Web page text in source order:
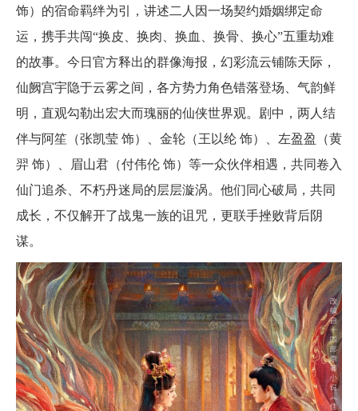
饰）的宿命羁绊为引，讲述二人因一场契约婚姻绑定命
运，携手共闯“换皮、换肉、换血、换骨、换心”五重劫难
的故事。今日官方释出的群像海报，幻彩流云铺陈天际，
仙阙宫宇隐于云雾之间，各方势力角色错落登场、气韵鲜
明，直观勾勒出宏大而瑰丽的仙侠世界观。剧中，两人结
伴与阿笙（张凯莹 饰）、金轮（王以纶 饰）、左盈盈（黄
羿 饰）、眉山君（付伟伦 饰）等一众伙伴相遇，共同卷入
仙门追杀、不朽丹迷局的层层漩涡。他们同心破局，共同
成长，不仅解开了战鬼一族的诅咒，更联手挫败背后阴
谋。